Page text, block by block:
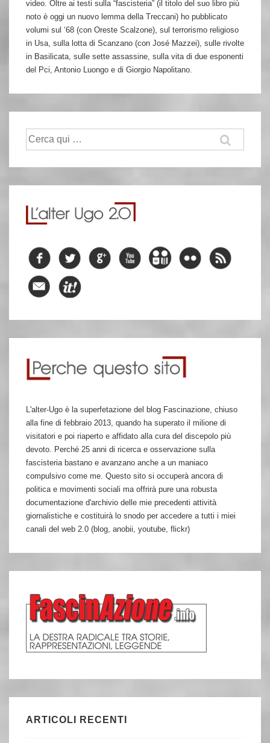
video. Oltre ai testi sulla “fascisteria” (il titolo del suo libro più
noto è oggi un nuovo lemma della Treccani) ho pubblicato
volumi sul ‘68 (con Oreste Scalzone), sul terrorismo religioso
in Usa, sulla lotta di Scanzano (con José Mazzei), sulle rivolte
in Basilicata, sulle sette assassine, sulla vita di due esponenti
del Pci, Antonio Luongo e di Giorgio Napolitano.
Cerca:
L'alter-Ugo è la superfetazione del blog Fascinazione, chiuso
alla fine di febbraio 2013, quando ha superato il milione di
visitatori e poi riaperto e affidato alla cura del discepolo più
devoto. Perché 25 anni di ricerca e osservazione sulla
fascisteria bastano e avanzano anche a un maniaco
compulsivo come me. Questo sito si occuperà ancora di
politica e movimenti sociali ma offrirà pure una robusta
documentazione d'archivio delle mie precedenti attività
giornalistiche e costituirà lo snodo per accedere a tutti i miei
canali del web 2.0 (blog, anobii, youtube, flickr)
ARTICOLI RECENTI